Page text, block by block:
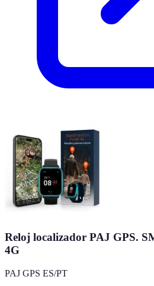
Reloj localizador PAJ GPS.
4G
PAJ GPS ES/PT